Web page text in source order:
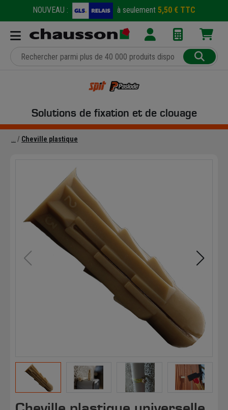
NOUVEAU : à seulement 5,50 € TTC
Solutions de fixation et de clouage
Cheville plastique